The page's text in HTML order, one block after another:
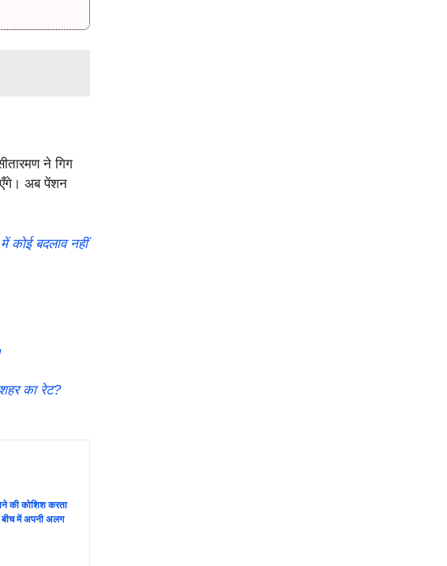
ने गिग
अब पेंशन
कोई बदलाव नहीं
का रेट?
की कोशिश करता
बीच में अपनी अलग